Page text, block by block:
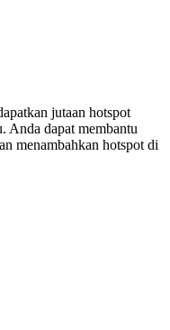
jutaan hotspot
Anda dapat membantu
menambahkan hotspot di